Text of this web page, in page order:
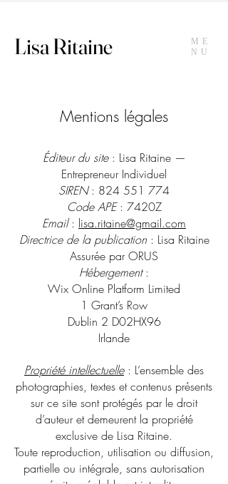
ME
NU
Lisa Ritaine
Mentions légales
Éditeur du site: Lisa Ritaine —
Entrepreneur Individuel
SIREN: 824 551 774
Code APE: 7420Z
Email: lisa.ritaine@gmail.com
Directrice de la publication: Lisa Ritaine
Assurée par ORUS
Hébergement:
Wix Online Platform Limited
1 Grant’s Row
Dublin 2 D02HX96
Irlande
Propriété intellectuelle: L’ensemble des
photographies, textes et contenus présents
sur ce site sont protégés par le droit
d’auteur et demeurent la propriété
exclusive de Lisa Ritaine.
Toute reproduction, utilisation ou diffusion,
partielle ou intégrale, sans autorisation